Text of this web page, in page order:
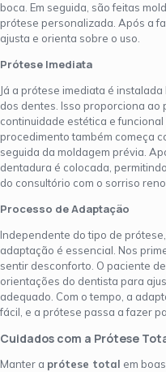
boca. Em seguida, são feitas
prótese personalizada. Após a
ajusta e orienta sobre o uso.
Prótese Imediata
Já a prótese imediata é
dos dentes. Isso proporciona ao
continuidade estética e funcional
procedimento também começa
seguida da moldagem prévia.
dentadura é colocada,
do consultório com o sorriso
Processo de Adaptação
Independente do tipo de
adaptação é essencial. Nos
sentir desconforto. O paciente
orientações do dentista para
adequado. Com o tempo, a
fácil, e a prótese passa a fazer
Cuidados com a Prótese
Manter a prótese total em